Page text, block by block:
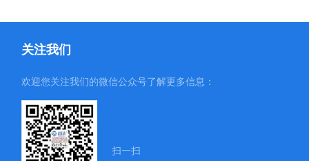
关注我们
欢迎您关注我们的微信公众号了解更多信息：
扫一扫